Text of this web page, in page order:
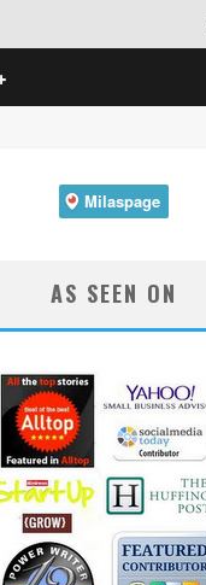
AS SEEN ON